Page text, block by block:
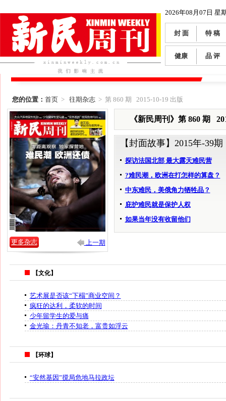
2026年08月07日 星
封 面 特 稿
健康 品 评
您的位置： 首页> 往期杂志> 第 860 期 2015-10-19 出版
更多杂志 上一期
《新民周刊》第 860 期
【封面故事】 2015年-39期
探访法国北部 最大露天难民营
?难民潮，欧洲在打怎样的算盘？
中东难民，美俄角力牺牲品？
庇护难民就是保护人权
如果当年没有收留他们
【文化】
艺术展是否该“下榻”商业空间？
疯狂的达利，柔软的时间
少年留学生的爱与痛
金光瑜：丹青不知老，富贵如浮云
【环球】
“安然基因”搅局危地马拉政坛